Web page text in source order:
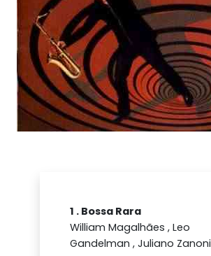
1 . Bossa Rara
William Magalhães , Leo
Gandelman , Juliano Zanoni